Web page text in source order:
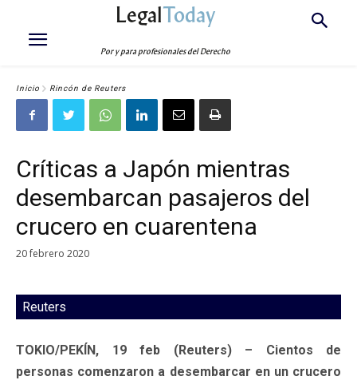
LegalToday
Por y para profesionales del Derecho
Inicio Rincón de Reuters
Críticas a Japón mientras
desembarcan pasajeros del
crucero en cuarentena
20 febrero 2020
Reuters
TOKIO/PEKÍN, 19 feb (Reuters) – Cientos de
personas comenzaron a desembarcar en un crucero